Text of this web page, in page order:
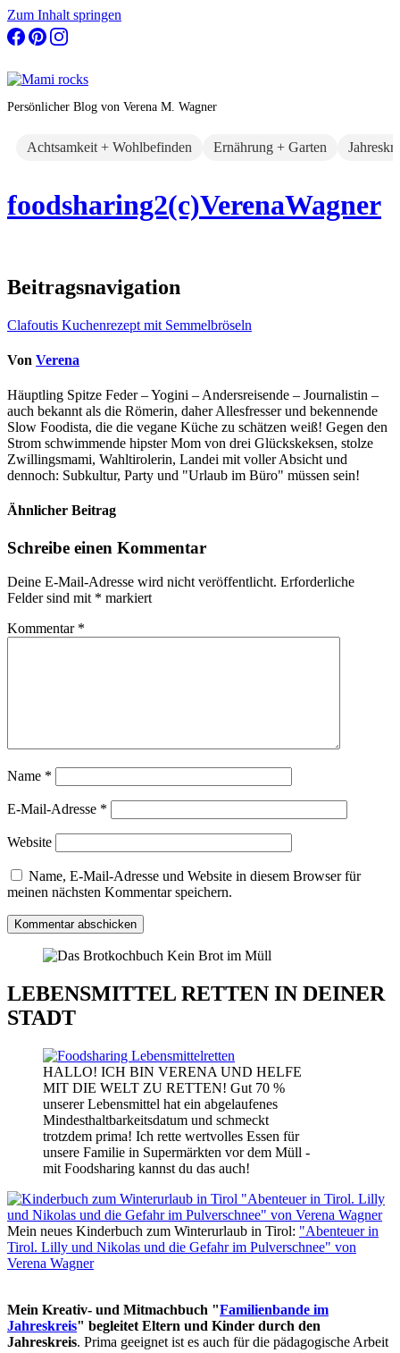
Zum Inhalt springen
Persönlicher Blog von Verena M. Wagner
Achtsamkeit + Wohlbefinden Ernährung + Garten
foodsharing2(c)VerenaWagner
Beitragsnavigation
Clafoutis Kuchenrezept mit Semmelbröseln
Von Verena
Häuptling Spitze Feder – Yogini – Andersreisende – Journalistin –
auch bekannt als die Römerin, daher Allesfresser und bekennende
Slow Foodista, die die vegane Küche zu schätzen weiß! Gegen den
Strom schwimmende hipster Mom von drei Glückskeksen, stolze
Zwillingsmami, Wahltirolerin, Landei mit voller Absicht und
dennoch: Subkultur, Party und "Urlaub im Büro" müssen sein!
Ähnlicher Beitrag
Schreibe einen Kommentar
Deine E-Mail-Adresse wird nicht veröffentlicht. Erforderliche
Felder sind mit * markiert
Kommentar *
Name *
E-Mail-Adresse *
Website
Name, E-Mail-Adresse und Website in diesem Browser für
meinen nächsten Kommentar speichern.
LEBENSMITTEL RETTEN IN DEINER
STADT
HALLO! ICH BIN VERENA UND HELFE
MIT DIE WELT ZU RETTEN! Gut 70 %
unserer Lebensmittel hat ein abgelaufenes
Mindesthaltbarkeitsdatum und schmeckt
trotzdem prima! Ich rette wertvolles Essen für
unsere Familie in Supermärkten vor dem Müll -
mit Foodsharing kannst du das auch!
Mein neues Kinderbuch zum Winterurlaub in Tirol: "Abenteuer in
Tirol. Lilly und Nikolas und die Gefahr im Pulverschnee" von
Verena Wagner
Mein Kreativ- und Mitmachbuch "Familienbande im
Jahreskreis" begleitet Eltern und Kinder durch den
Jahreskreis. Prima geeignet ist es auch für die pädagogische Arbeit